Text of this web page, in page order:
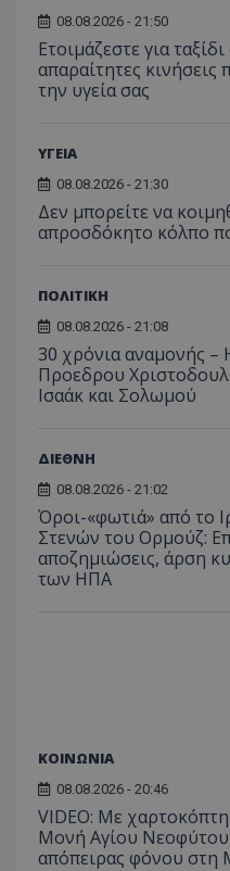
08.08.2026 - 21:50
Ετοιμάζεστε για
απαραίτητες
την υγεία σας
ΥΓΕΙΑ
08.08.2026 - 21:30
Δεν μπορείτε να
απροσδόκητο κόλπο
ΠΟΛΙΤΙΚΗ
08.08.2026 - 21:08
30 χρόνια αναμονής
Προεδρου
Ισαάκ και Σολωμού
ΔΙΕΘΝΗ
08.08.2026 - 21:02
Όροι-«φωτιά» από το
Στενών του Ορμούζ:
αποζημιώσεις, άρση
των ΗΠΑ
ΚΟΙΝΩΝΙΑ
08.08.2026 - 20:46
VIDEO: Με
Μονή Αγίου
απόπειρας φόνου στη